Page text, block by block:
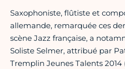
Saxophoniste, flûtiste et
allemande, remarquée ces
scène Jazz française, a
Soliste Selmer, attribué par
Tremplin Jeunes Talents